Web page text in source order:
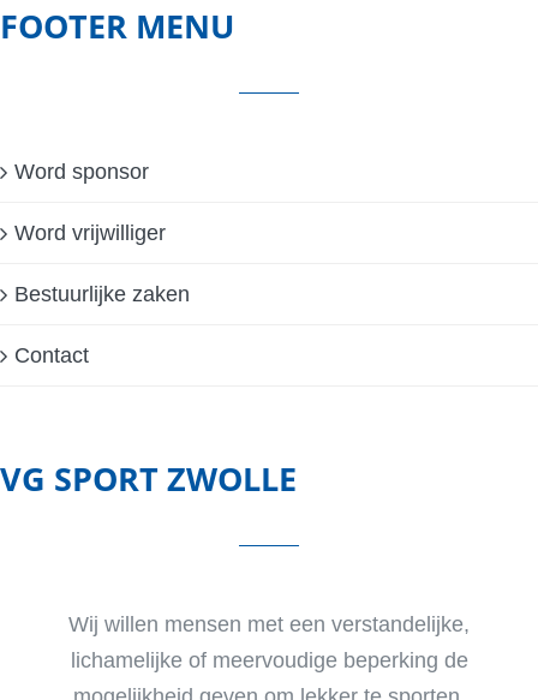
FOOTER MENU
Word sponsor
Word vrijwilliger
Bestuurlijke zaken
Contact
VG SPORT ZWOLLE
Wij willen mensen met een verstandelijke,
lichamelijke of meervoudige beperking de